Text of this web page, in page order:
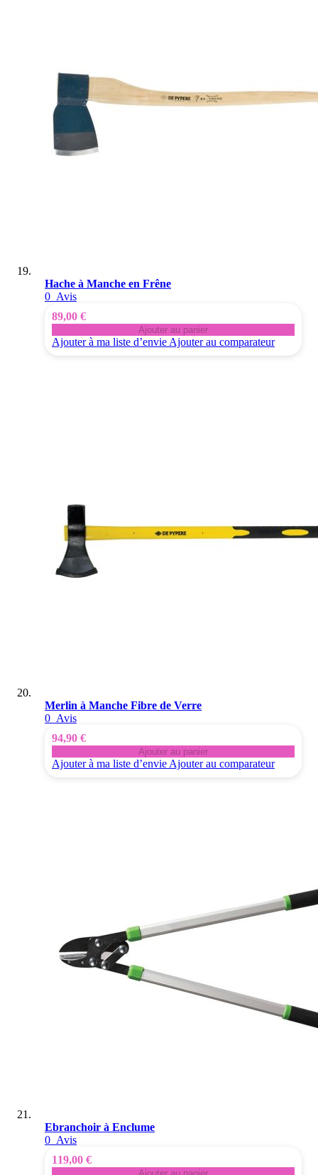
Hache à Manche en Frêne
0 Avis
89,00 €
Ajouter au panier
Ajouter à ma liste d’envie Ajouter au comparateur
Merlin à Manche Fibre de Verre
0 Avis
94,90 €
Ajouter au panier
Ajouter à ma liste d’envie Ajouter au comparateur
Ebranchoir à Enclume
0 Avis
119,00 €